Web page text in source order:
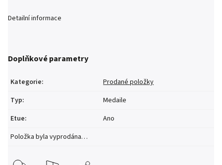
Detailní informace
Doplňkové parametry
Kategorie:
Prodané položky
Typ:
Medaile
Etue:
Ano
Položka byla vyprodána…